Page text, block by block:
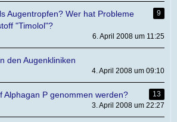
Augentropfen? Wer hat Probleme
"Timolol"?
9
6. April 2008 um 11:25
den Augenkliniken
4. April 2008 um 09:10
Alphagan P genommen werden?
13
3. April 2008 um 22:27